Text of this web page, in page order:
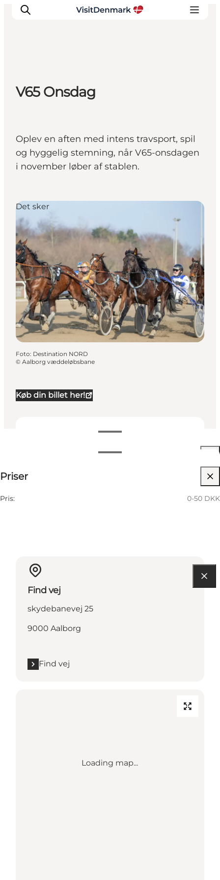
Inspiration
Destinationer
Planlæg ferien
V65 Onsdag
Oplev en aften med intens travsport, spil
og hyggelig stemning, når V65-onsdagen
i november løber af stablen.
Køb din billet her!
18 November
05:00 PM–08:00 PM
Priser
Pris: 0-50 DKK
Det sker
Foto: Destination NORD
© Aalborg væddeløbsbane
Find vej
skydebanevej 25
9000 Aalborg
Find vej
Loading map...